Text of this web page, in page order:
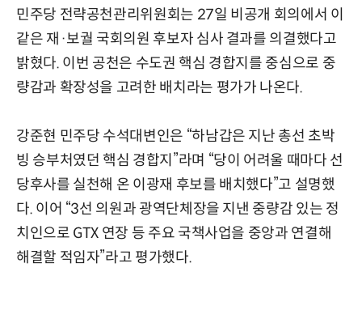
민주당 전략공천관리위원회는 27일 비공개 회의에서 이
같은 재·보궐 국회의원 후보자 심사 결과를 의결했다고
밝혔다. 이번 공천은 수도권 핵심 경합지를 중심으로 중
량감과 확장성을 고려한 배치라는 평가가 나온다.
강준현 민주당 수석대변인은 “하남갑은 지난 총선 초박
빙 승부처였던 핵심 경합지”라며 “당이 어려울 때마다 선
당후사를 실천해 온 이광재 후보를 배치했다”고 설명했
다. 이어 “3선 의원과 광역단체장을 지낸 중량감 있는 정
치인으로 GTX 연장 등 주요 국책사업을 중앙과 연결해
해결할 적임자”라고 평가했다.